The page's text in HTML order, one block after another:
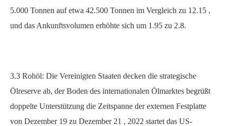
5.000 Tonnen auf etwa 42.500 Tonnen im Vergleich zu 12.15 ,
und das Ankunftsvolumen erhöhte sich um 1.95 zu 2.8.
3.3 Rohöl: Die Vereinigten Staaten decken die strategische
Ölreserve ab, der Boden des internationalen Ölmarktes begrüßt
doppelte Unterstützung die Zeitspanne der externen Festplatte
von Dezember 19 zu Dezember 21 , 2022 startet das US-